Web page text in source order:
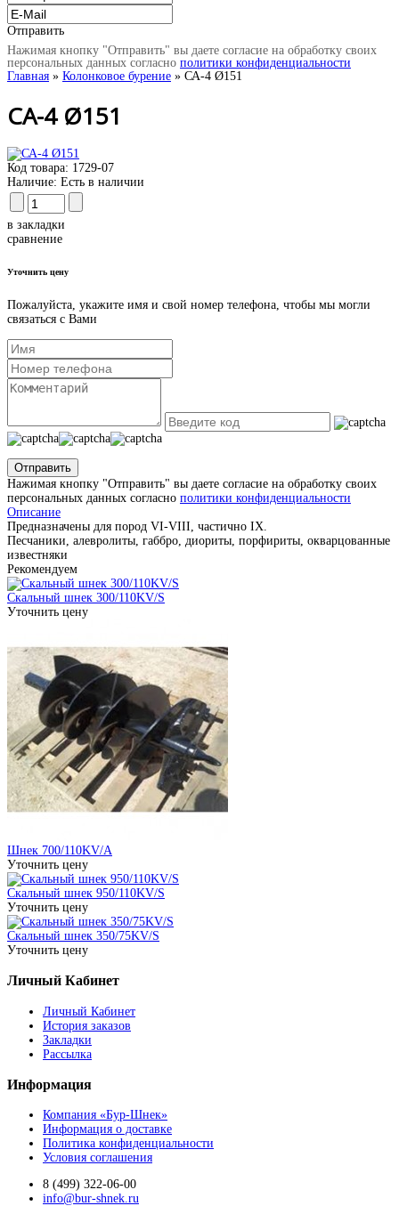
Отправить
Нажимая кнопку "Отправить" вы даете согласие на обработку своих
персональных данных согласно политики конфиденциальности
Главная » Колонковое бурение » СА-4 Ø151
СА-4 Ø151
Код товара: 1729-07
Наличие: Есть в наличии
в закладки
сравнение
Уточнить цену
Пожалуйста, укажите имя и свой номер телефона, чтобы мы могли
связаться с Вами
Отправить
Нажимая кнопку "Отправить" вы даете согласие на обработку своих
персональных данных согласно политики конфиденциальности
Описание
Предназначены для пород VI-VIII, частично IX.
Песчаники, алевролиты, габбро, диориты, порфириты, окварцованные
известняки
Рекомендуем
Скальный шнек 300/110KV/S
Уточнить цену
Шнек 700/110KV/A
Уточнить цену
Скальный шнек 950/110KV/S
Уточнить цену
Скальный шнек 350/75KV/S
Уточнить цену
Личный Кабинет
Личный Кабинет
История заказов
Закладки
Рассылка
Информация
Компания «Бур-Шнек»
Информация о доставке
Политика конфиденциальности
Условия соглашения
8 (499) 322-06-00
info@bur-shnek.ru